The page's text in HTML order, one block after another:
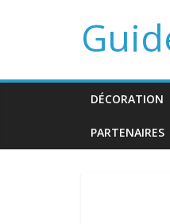
DÉCORATION
PARTENAIRES